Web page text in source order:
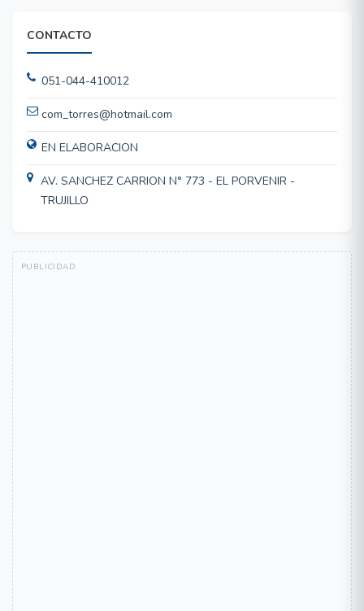
CONTACTO
051-044-410012
com_torres@hotmail.com
EN ELABORACION
AV. SANCHEZ CARRION N° 773 - EL PORVENIR -
TRUJILLO